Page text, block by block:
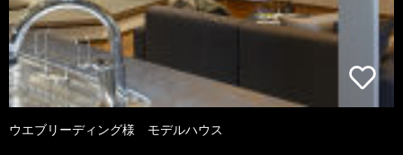
ウエブリーディング様 モデルハウス